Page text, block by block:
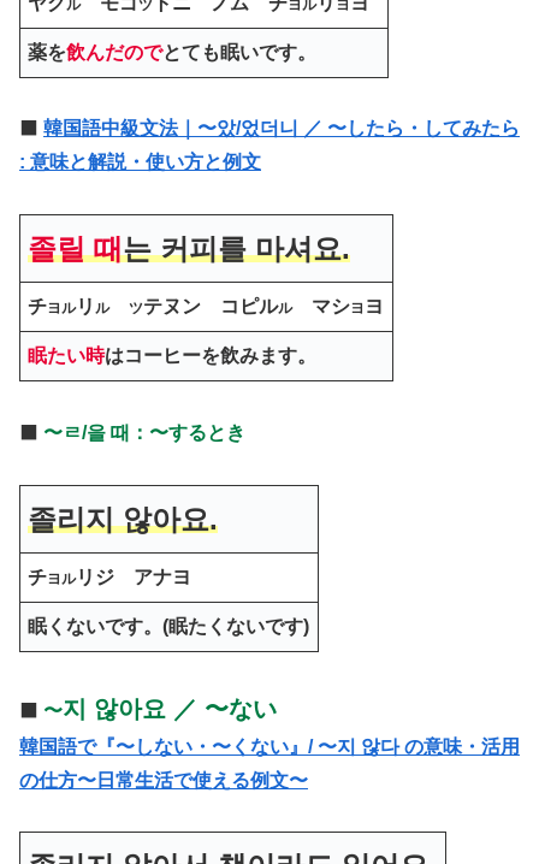
ル ツ ヨル ヨ
薬を飲んだのでとても眠いです。
韓国語中級文法｜〜았/었더니 ／ 〜したら・してみたら
: 意味と解説・使い方と例文
졸릴 때는 커피를 마셔요.
チヨルリ ル ツテヌン コピルルマシヨ ヨ
眠たい時はコーヒーを飲みます。
〜ㄹ/을 때：〜するとき
졸리지 않아요.
チヨルリジ アナヨ
眠くないです。(眠たくないです)
〜지 않아요 ／ 〜ない
韓国語で『〜しない・〜くない』/ 〜지 않다 の意味・活用
の仕方〜日常生活で使える例文〜